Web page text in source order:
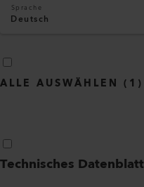
Sprache
Deutsch
ALLE AUSWÄHLEN ( 1 )
Technisches Datenblatt